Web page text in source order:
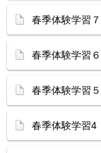
春季体験学習７
春季体験学習６
春季体験学習５
春季体験学習4